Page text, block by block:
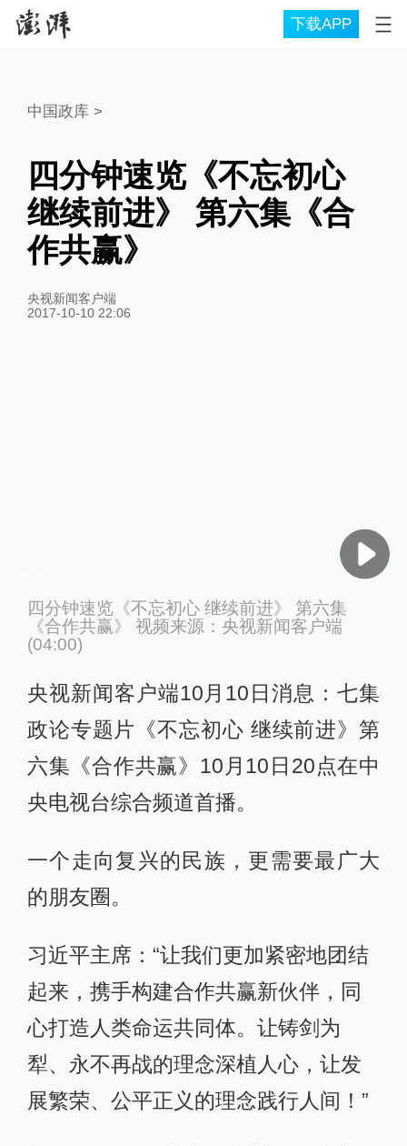
下载APP
中国政库 >
四分钟速览《不忘初心
继续前进》 第六集《合
作共赢》
央视新闻客户端
2017-10-10 22:06
四分钟速览《不忘初心 继续前进》 第六集
《合作共赢》 视频来源：央视新闻客户端
(04:00)
央视新闻客户端10月10日消息：七集
政论专题片《不忘初心 继续前进》第
六集《合作共赢》10月10日20点在中
央电视台综合频道首播。
一个走向复兴的民族，更需要最广大
的朋友圈。
习近平主席：“让我们更加紧密地团结
起来，携手构建合作共赢新伙伴，同
心打造人类命运共同体。让铸剑为
犁、永不再战的理念深植人心，让发
展繁荣、公平正义的理念践行人间！”